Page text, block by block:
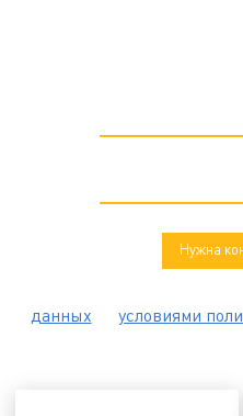
данных
условиями